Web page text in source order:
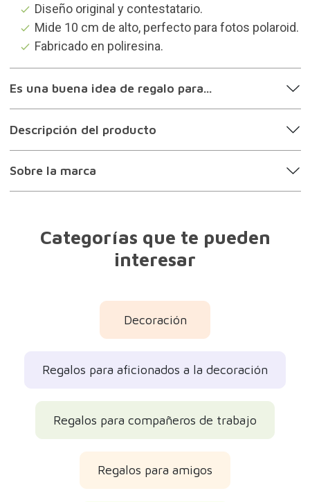
Diseño original y contestatario.
Mide 10 cm de alto, perfecto para fotos polaroid.
Fabricado en poliresina.
Es una buena idea de regalo para...
Descripción del producto
Sobre la marca
Categorías que te pueden
interesar
Decoración
Regalos para aficionados a la decoración
Regalos para compañeros de trabajo
Regalos para amigos